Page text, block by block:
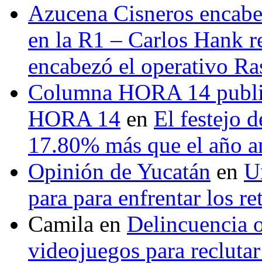
Azucena Cisneros
en la R1 – Carlos Hank
encabezó el operativo
Columna HORA 14
HORA 14 en El festejo
17.80% más que el año
Opinión de Yucatán en
para para enfrentar los
Camila en Delincuencia
videojuegos para